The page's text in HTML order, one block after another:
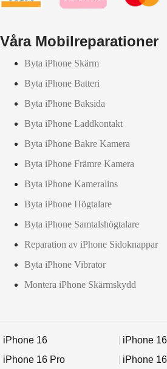
Våra Mobilreparationer
Byta iPhone Skärm
Byta iPhone Batteri
Byta iPhone Baksida
Byta iPhone Laddkontakt
Byta iPhone Bakre Kamera
Byta iPhone Främre Kamera
Byta iPhone Kameralins
Byta iPhone Högtalare
Byta iPhone Samtalshögtalare
Reparation av iPhone Sidoknappar
Byta iPhone Vibrator
Montera iPhone Skärmskydd
iPhone 16
iPhone
iPhone 16 Pro
iPhone